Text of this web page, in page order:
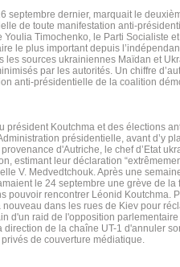
septembre dernier, marquait le
de toute manifestation anti-
Timochenko, le Parti Socialiste
le plus important depuis
les sources ukrainiennes Maïdan et
par les autorités. Un chiffre
anti-présidentielle de la coalition
président Koutchma et des élections
présidentielle, avant d’y
d'Autriche, le chef d’Etat
estimant leur déclaration
V. Medvedtchouk. Après une
le 24 septembre une grève de
pouvoir rencontrer Léonid Koutchma.
dans les rues de Kiev pour
d'un raid de l'opposition
de la chaîne UT-1 d'annuler
de couverture médiatique.